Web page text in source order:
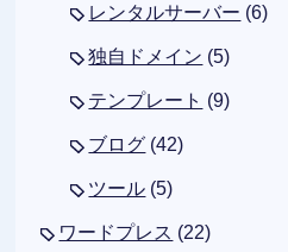
レンタルサーバー (6)
独自ドメイン (5)
テンプレート (9)
ブログ (42)
ツール (5)
ワードプレス (22)